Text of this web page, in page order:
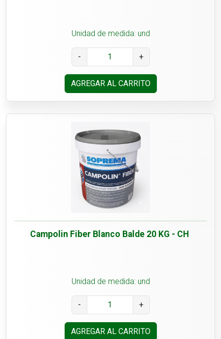
Unidad de medida: und
- +
AGREGAR AL CARRITO
Campolin Fiber Blanco Balde 20 KG - CH
Unidad de medida: und
- +
AGREGAR AL CARRITO